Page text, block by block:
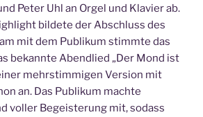
Peter Uhl an Orgel und Klavier ab.
bildete der Abschluss des
mit dem Publikum stimmte das
bekannte Abendlied „Der Mond ist
mehrstimmigen Version mit
an. Das Publikum machte
voller Begeisterung mit, sodass